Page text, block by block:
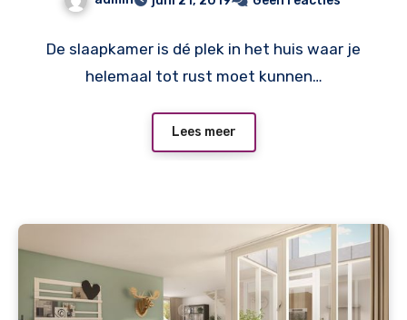
De slaapkamer is dé plek in het huis waar je
helemaal tot rust moet kunnen…
Lees meer